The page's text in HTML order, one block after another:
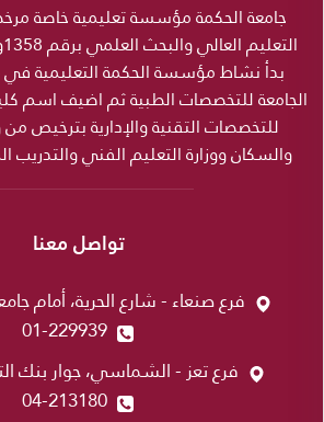
جامعة الحكمة مؤسسة تعليمية خاصة
للتخصصات التقنية والإدارية بترخيص من
والسكان ووزارة التعليم الفني
تواصل معنا
فرع صنعاء - شارع الحرية، أمام
01-229939
فرع تعز - الشماسي، جوار بنك
04-213180